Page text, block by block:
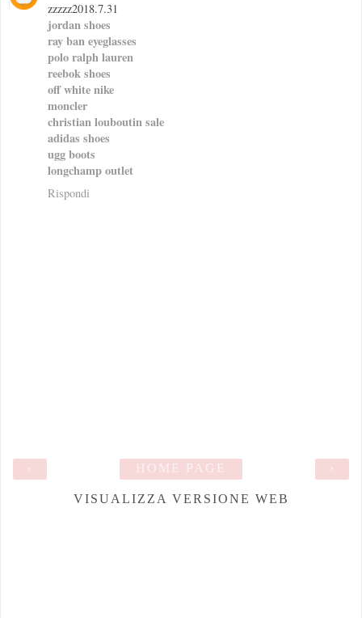
zzzzz2018.7.31
jordan shoes
ray ban eyeglasses
polo ralph lauren
reebok shoes
off white nike
moncler
christian louboutin sale
adidas shoes
ugg boots
longchamp outlet
Rispondi
›
HOME PAGE
VISUALIZZA VERSIONE WEB